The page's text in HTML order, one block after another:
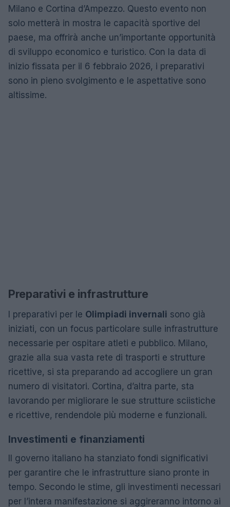
Milano e Cortina d’Ampezzo. Questo evento non
solo metterà in mostra le capacità sportive del
paese, ma offrirà anche un’importante opportunità
di sviluppo economico e turistico. Con la data di
inizio fissata per il 6 febbraio 2026, i preparativi
sono in pieno svolgimento e le aspettative sono
altissime.
Preparativi e infrastrutture
I preparativi per le Olimpiadi invernali sono già
iniziati, con un focus particolare sulle infrastrutture
necessarie per ospitare atleti e pubblico. Milano,
grazie alla sua vasta rete di trasporti e strutture
ricettive, si sta preparando ad accogliere un gran
numero di visitatori. Cortina, d’altra parte, sta
lavorando per migliorare le sue strutture sciistiche
e ricettive, rendendole più moderne e funzionali.
Investimenti e finanziamenti
Il governo italiano ha stanziato fondi significativi
per garantire che le infrastrutture siano pronte in
tempo. Secondo le stime, gli investimenti necessari
per l’intera manifestazione si aggireranno intorno ai